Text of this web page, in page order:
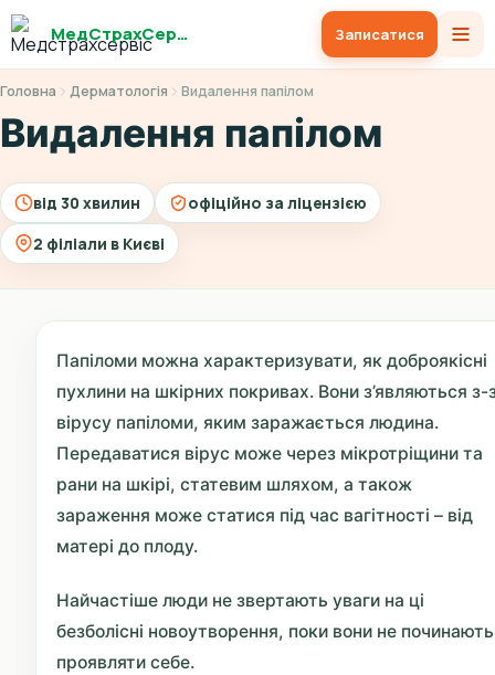
МедСтрахСервіс Записатися
Головна Дерматологія Видалення папілом
Видалення папілом
від 30 хвилин
офіційно за ліцензією
2 філіали в Києві
Папіломи можна характеризувати, як доброякісні
пухлини на шкірних покривах. Вони з’являються з-
вірусу папіломи, яким заражається людина.
Передаватися вірус може через мікротріщини та
рани на шкірі, статевим шляхом, а також
зараження може статися під час вагітності – від
матері до плоду.
Найчастіше люди не звертають уваги на ці
безболісні новоутворення, поки вони не починають
проявляти себе.